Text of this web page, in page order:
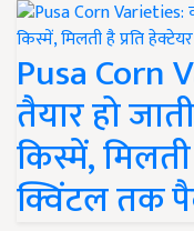
Pusa
तैयार हो
किस्में,
क्विंटल तक